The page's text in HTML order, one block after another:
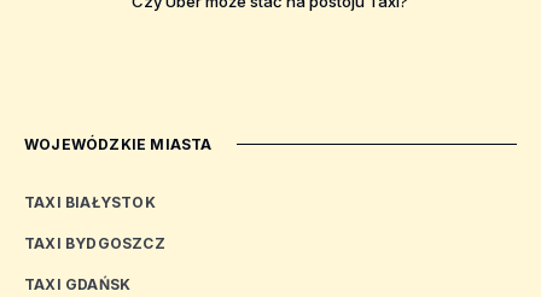
WOJEWÓDZKIE MIASTA
TAXI BIAŁYSTOK
TAXI BYDGOSZCZ
TAXI GDAŃSK